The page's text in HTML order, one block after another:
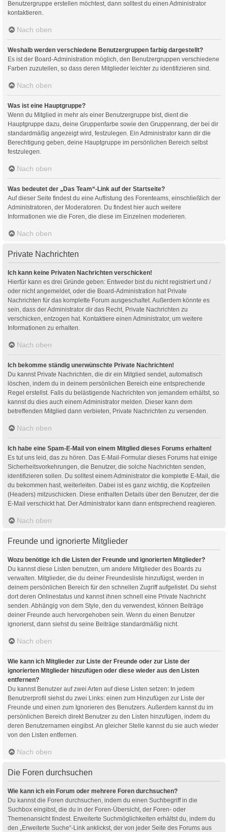
Benutzergruppe erstellen möchtest, dann solltest du einen Administrator
kontaktieren.
Nach oben
Weshalb werden verschiedene Benutzergruppen farbig dargestellt?
Es ist der Board-Administration möglich, den Benutzergruppen verschiedene
Farben zuzuteilen, so dass deren Mitglieder leichter zu identifizieren sind.
Nach oben
Was ist eine Hauptgruppe?
Wenn du Mitglied in mehr als einer Benutzergruppe bist, dient die
Hauptgruppe dazu, deine Gruppenfarbe sowie den Gruppenrang, der bei dir
standardmäßig angezeigt wird, festzulegen. Ein Administrator kann dir die
Berechtigung geben, deine Hauptgruppe im persönlichen Bereich selbst
festzulegen.
Nach oben
Was bedeutet der „Das Team“-Link auf der Startseite?
Auf dieser Seite findest du eine Auflistung des Forenteams, einschließlich der
Administratoren, der Moderatoren. Du findest hier auch weitere
Informationen wie die Foren, die diese im Einzelnen moderieren.
Nach oben
Private Nachrichten
Ich kann keine Privaten Nachrichten verschicken!
Hierfür kann es drei Gründe geben: Entweder bist du nicht registriert und /
oder nicht angemeldet, oder die Board-Administration hat Private
Nachrichten für das komplette Forum ausgeschaltet. Außerdem könnte es
sein, dass der Administrator dir das Recht, Private Nachrichten zu
verschicken, entzogen hat. Kontaktiere einen Administrator, um weitere
Informationen zu erhalten.
Nach oben
Ich bekomme ständig unerwünschte Private Nachrichten!
Du kannst Private Nachrichten, die dir ein Mitglied sendet, automatisch
löschen, indem du in deinem persönlichen Bereich eine entsprechende
Regel erstellst. Falls du belästigende Nachrichten von jemandem erhältst, so
kannst du dies auch einem Administrator melden. Dieser kann dem
betreffenden Mitglied dann verbieten, Private Nachrichten zu versenden.
Nach oben
Ich habe eine Spam-E-Mail von einem Mitglied dieses Forums erhalten!
Es tut uns leid, das zu hören. Das E-Mail-Formular dieses Forums hat einige
Sicherheitsvorkehrungen, die Benutzer, die solche Nachrichten senden,
identifizieren sollen. Du solltest einem Administrator die komplette E-Mail, die
du bekommen hast, weiterleiten. Dabei ist es ganz wichtig, die Kopfzeilen
(Headers) mitzuschicken. Diese enthalten Details über den Benutzer, der die
E-Mail verschickt hat. Der Administrator kann dann entsprechend reagieren.
Nach oben
Freunde und ignorierte Mitglieder
Wozu benötige ich die Listen der Freunde und ignorierten Mitglieder?
Du kannst diese Listen benutzen, um andere Mitglieder des Boards zu
verwalten. Mitglieder, die du deiner Freundesliste hinzufügst, werden in
deinem persönlichen Bereich für den schnellen Zugriff aufgelistet. Du siehst
dort deren Onlinestatus und kannst ihnen schnell eine Private Nachricht
senden. Abhängig von dem Style, den du verwendest, können Beiträge
deiner Freunde auch hervorgehoben sein. Wenn du einen Benutzer
ignorierst, dann siehst du seine Beiträge standardmäßig nicht.
Nach oben
Wie kann ich Mitglieder zur Liste der Freunde oder zur Liste der
ignorierten Mitglieder hinzufügen oder diese wieder aus den Listen
entfernen?
Du kannst Benutzer auf zwei Arten auf diese Listen setzen: In jedem
Benutzerprofil siehst du zwei Links: einen zum Hinzufügen zur Liste der
Freunde und einen zum Ignorieren des Benutzers. Außerdem kannst du im
persönlichen Bereich direkt Benutzer zu den Listen hinzufügen, indem du
deren Benutzernamen eingibst. An gleicher Stelle kannst du sie auch wieder
von den Listen entfernen.
Nach oben
Die Foren durchsuchen
Wie kann ich ein Forum oder mehrere Foren durchsuchen?
Du kannst die Foren durchsuchen, indem du einen Suchbegriff in die
Suchbox eingibst, die du in der Foren-Übersicht, der Foren- oder
Themenansicht findest. Erweiterte Suchmöglichkeiten erhältst du, indem du
den „Erweiterte Suche“-Link anklickst, der von jeder Seite des Forums aus